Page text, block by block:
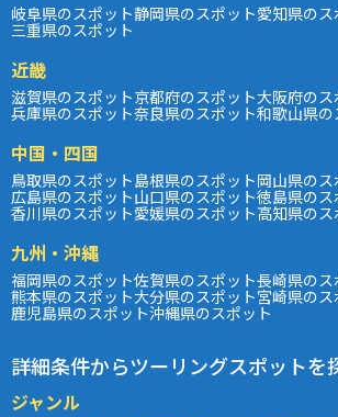
岐阜県のスポット静岡県のスポット愛知県のス
三重県のスポット
近畿
滋賀県のスポット京都府のスポット大阪府のス
兵庫県のスポット奈良県のスポット和歌山県の
中国・四国
鳥取県のスポット島根県のスポット岡山県のス
広島県のスポット山口県のスポット徳島県のス
香川県のスポット愛媛県のスポット高知県のス
九州・沖縄
福岡県のスポット佐賀県のスポット長崎県のス
熊本県のスポット大分県のスポット宮崎県のス
鹿児島県のスポット沖縄県のスポット
詳細条件からツーリングスポットを
ジャンル